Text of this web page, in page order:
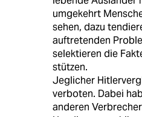
umgekehrt
sehen, dazu
auftretenden
selektieren die
stützen.
Jeglicher
verboten. Dabei
anderen